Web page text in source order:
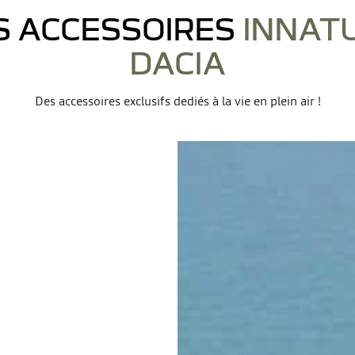
ACCESSOIRES
DACIA
Des accessoires exclusifs dediés à la vie en plein air !